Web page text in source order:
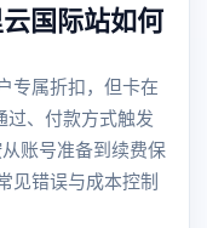
国际站如何
专属折扣，但卡在
过、付款方式触发
账号准备到续费保
见错误与成本控制